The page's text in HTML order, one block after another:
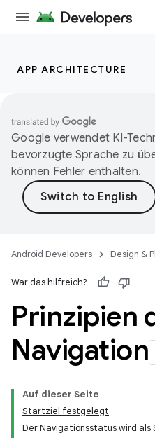
APP ARCHITECTURE
Google verwendet KI-
bevorzugte Sprache zu
können Fehler enthalten.
Android Developers Design &
War das hilfreich?
Prinzipien
Navigation
Auf dieser Seite
Startziel festgelegt
Der Navigationsstatus wird